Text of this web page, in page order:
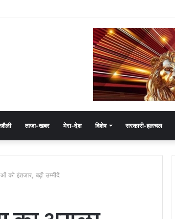
की मजबूती का मांगा आशीर्वाद
ताजा-खबर मेरा-देश विशेष सरकारी-हलचल
को इंतजार, बढ़ी उम्मीदें